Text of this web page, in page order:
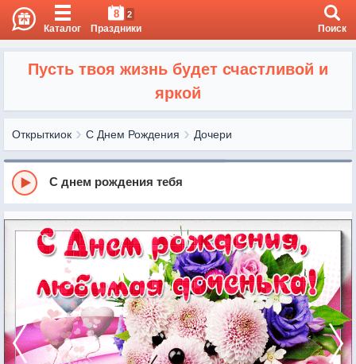
Каталог
8 2
Праздники Поиск
Пусть твоя жизнь будет счастливой и
яркой
Открыткиок С Днем Рождения Дочери
С днем рождения тебя